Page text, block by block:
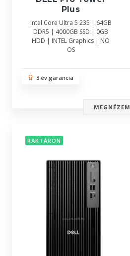
Plus
Intel Core Ultra 5 235 | 64GB
DDR5 | 4000GB SSD | 0GB
HDD | INTEL Graphics | NO
OS
3 év garancia
MEGNÉZEM
RAKTÁRON